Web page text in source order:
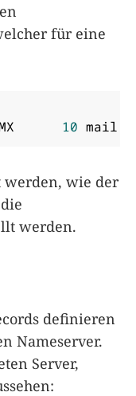
für eine
10 mail
werden, wie der
werden.
definieren
Nameserver.
Server,